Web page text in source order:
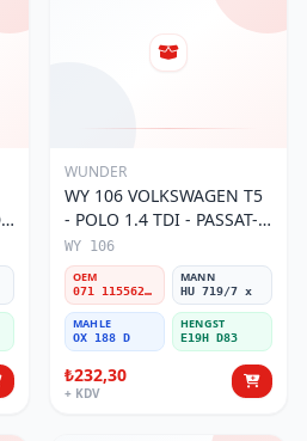
WUNDER
WY 106 VOLKSWAGEN T5
- POLO 1.4 TDI - PASSAT-
JETTA 03-11 071 115562 A
Yağ Filtresi
WY 106
OEM
071 115562 A
MANN
HU 719/7 x
MAHLE
OX 188 D
HENGST
E19H D83
₺232,30
+ KDV